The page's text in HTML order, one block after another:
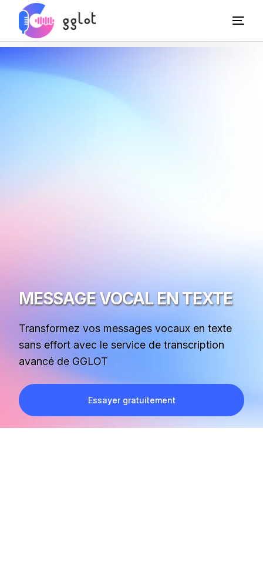
MESSAGE VOCAL EN TEXTE
Transformez vos messages vocaux en texte
sans effort avec le service de transcription
avancé de GGLOT
Essayer gratuitement